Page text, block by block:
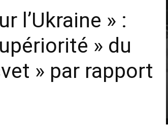
l’Ukraine » :
» du
» par rapport